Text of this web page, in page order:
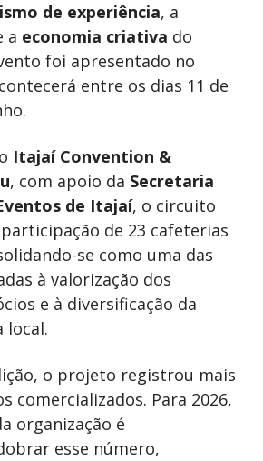
de experiência, a
a economia criativa do
foi apresentado no
entre os dias 11 de
Itajaí Convention &
, com apoio da Secretaria
de Itajaí, o circuito
de 23 cafeterias
se como uma das
à valorização dos
e à diversificação da
local.
o projeto registrou mais
comercializados. Para 2026,
organização é
esse número,